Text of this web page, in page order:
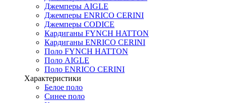
Джемперы AIGLE
Джемперы ENRICO CERINI
Джемперы CODICE
Кардиганы FYNCH HATTON
Кардиганы ENRICO CERINI
Поло FYNCH HATTON
Поло AIGLE
Поло ENRICO CERINI
Характеристики
Белое поло
Синее поло